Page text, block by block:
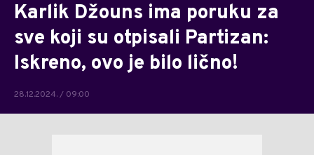
Karlik Džouns ima poruku za
sve koji su otpisali Partizan:
Iskreno, ovo je bilo lično!
28.12.2024. / 09:00